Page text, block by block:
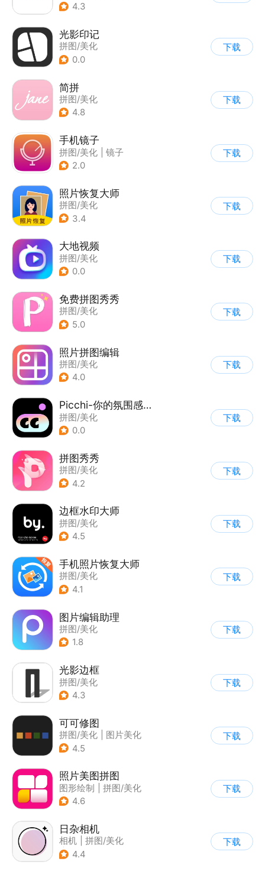
4.3
光影印记
拼图/美化
0.0
下载
简拼
拼图/美化
4.8
下载
手机镜子
拼图/美化
镜子
2.0
下载
照片恢复大师
拼图/美化
3.4
下载
大地视频
拼图/美化
0.0
下载
免费拼图秀秀
拼图/美化
5.0
下载
照片拼图编辑
拼图/美化
4.0
下载
Picchi-你的氛围感修图师
拼图/美化
0.0
下载
拼图秀秀
拼图/美化
4.2
下载
边框水印大师
拼图/美化
4.5
下载
手机照片恢复大师
拼图/美化
4.1
下载
图片编辑助理
拼图/美化
1.8
下载
光影边框
拼图/美化
4.3
下载
可可修图
拼图/美化
图片美化
4.5
下载
照片美图拼图
图形绘制
拼图/美化
| 图片美化
4.6
下载
日杂相机
相机
拼图/美化
| 图片美化
4.4
下载